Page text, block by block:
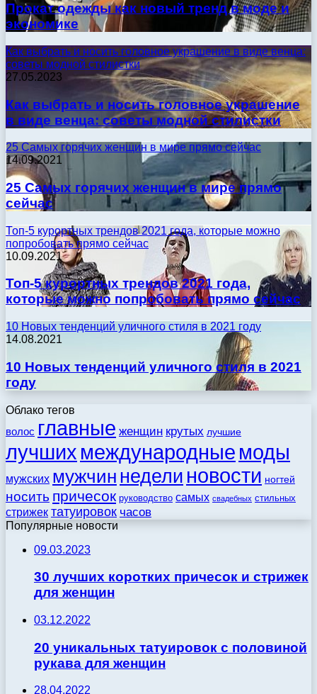
Прокат одежды как новый тренд в моде и
экономике
Как выбрать и носить головное украшение в виде венца:
советы модной стилистки
27.05.2023
Как выбрать и носить головное украшение
в виде венца: советы модной стилистки
25 Самых горячих женщин в мире прямо сейчас
14.09.2021
25 Самых горячих женщин в мире прямо
сейчас
Топ-5 курортных трендов 2021 года, которые можно
попробовать прямо сейчас
10.09.2021
Топ-5 курортных трендов 2021 года,
которые можно попробовать прямо сейчас
10 Новых тенденций уличного стиля в 2021 году
14.08.2021
10 Новых тенденций уличного стиля в 2021
году
Облако тегов
волос главные женщин крутых лучшие
лучших международные моды
мужских мужчин недели новости ногтей
носить причесок руководство самых свадебных стильных
стрижек татуировок часов
Популярные новости
09.03.2023
30 лучших коротких причесок и стрижек
для женщин
03.12.2022
20 уникальных татуировок с половиной
рукава для женщин
28.04.2022